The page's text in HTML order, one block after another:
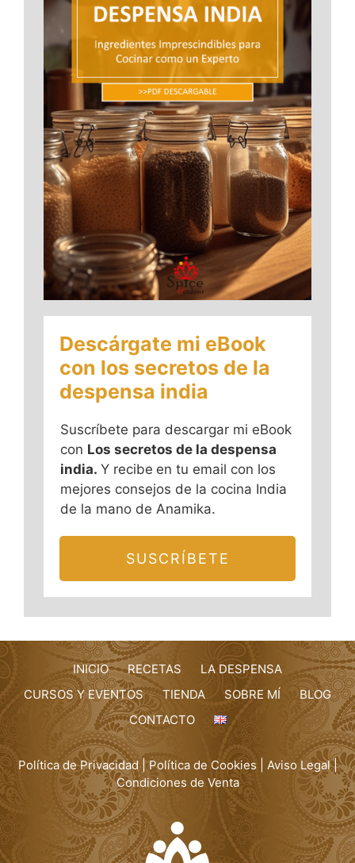
Descárgate mi eBook
con los secretos de la
despensa india
Suscríbete para descargar mi eBook
con Los secretos de la despensa
india. Y recibe en tu email con los
mejores consejos de la cocina India
de la mano de Anamika.
SUSCRÍBETE
INICIO RECETAS
LA DESPENSA
CURSOS Y EVENTOS
TIENDA SOBRE MÍ
BLOG
CONTACTO
Política de Privacidad|Política de Cookies Aviso Legal|
Condiciones de Venta